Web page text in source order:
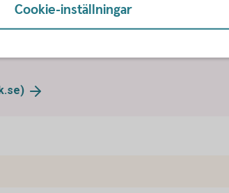
Cookie-inställningar